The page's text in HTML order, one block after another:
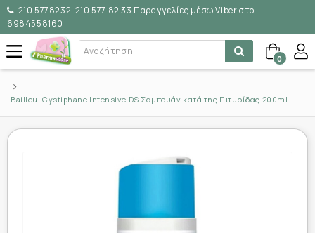
210 5778232-210 577 82 33 Παραγγελίες μέσω Viber στο
6984558160
0
Bailleul Cystiphane Intensive DS Σαμπουάν κατά της Πιτυρίδας 200ml